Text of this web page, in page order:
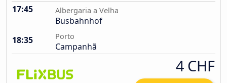
17:45 Albergaria a Velha
Busbahnhof
18:35
Porto
Campanhã
4 CHF